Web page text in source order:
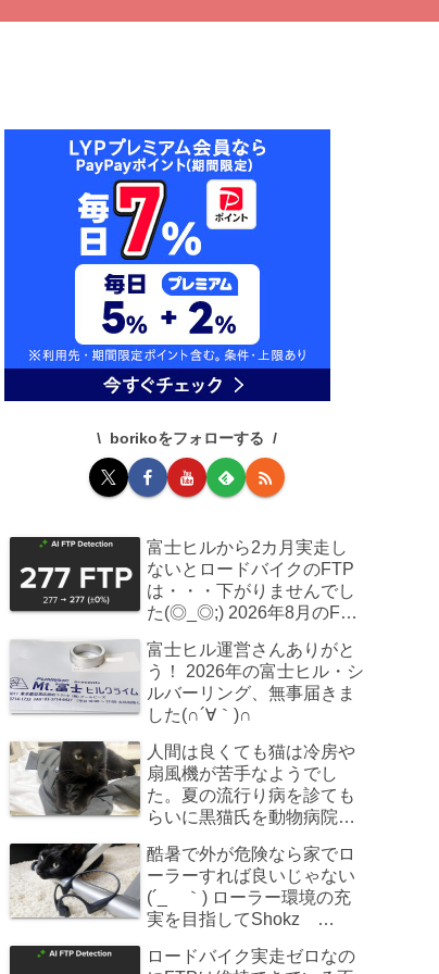
borikoをフォローする
富士ヒルから2カ月実走し
ないとロードバイクのFTP
は・・・下がりませんでし
た(◎_◎;) 2026年8月のFTP
富士ヒル運営さんありがと
う！ 2026年の富士ヒル・シ
ルバーリング、無事届きま
した(∩´∀｀)∩
人間は良くても猫は冷房や
扇風機が苦手なようでし
た。夏の流行り病を診ても
らいに黒猫氏を動物病院へ
酷暑で外が危険なら家でロ
ーラーすれば良いじゃない
(´_ゝ｀) ローラー環境の充
実を目指してShokz
た
ロードバイク実走ゼロなの